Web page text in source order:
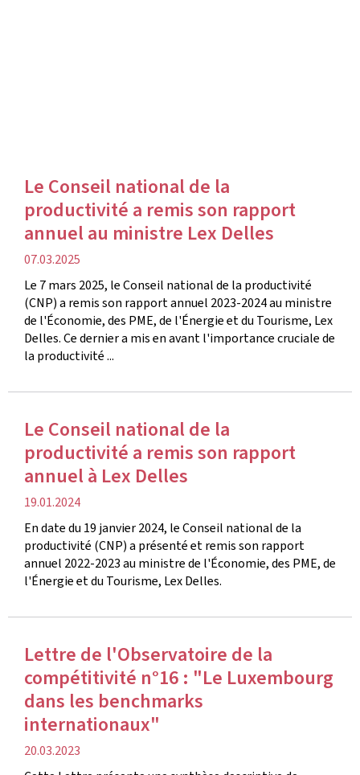
Le Conseil national de la
productivité a remis son rapport
annuel au ministre Lex Delles
date
de
publication
07.03.2025
Le 7 mars 2025, le Conseil national de la productivité
(CNP) a remis son rapport annuel 2023-2024 au ministre
de l'Économie, des PME, de l'Énergie et du Tourisme, Lex
Delles. Ce dernier a mis en avant l'importance cruciale de
la productivité ...
Le Conseil national de la
productivité a remis son rapport
annuel à Lex Delles
date
de
publication
19.01.2024
En date du 19 janvier 2024, le Conseil national de la
productivité (CNP) a présenté et remis son rapport
annuel 2022-2023 au ministre de l'Économie, des PME, de
l'Énergie et du Tourisme, Lex Delles.
Lettre de l'Observatoire de la
compétitivité n°16 : "Le Luxembourg
dans les benchmarks
internationaux"
date
de
20.03.2023